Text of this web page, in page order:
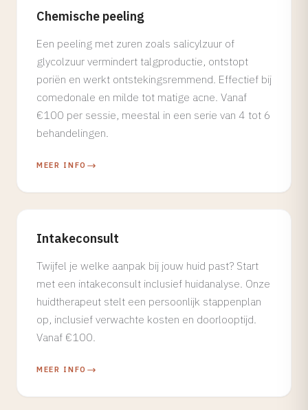
Chemische peeling
Een peeling met zuren zoals salicylzuur of
glycolzuur vermindert talgproductie, ontstopt
poriën en werkt ontstekingsremmend. Effectief bij
comedonale en milde tot matige acne. Vanaf
€100 per sessie, meestal in een serie van 4 tot 6
behandelingen.
MEER INFO
Intakeconsult
Twijfel je welke aanpak bij jouw huid past? Start
met een intakeconsult inclusief huidanalyse. Onze
huidtherapeut stelt een persoonlijk stappenplan
op, inclusief verwachte kosten en doorlooptijd.
Vanaf €100.
MEER INFO